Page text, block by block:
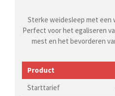
Sterke weidesleep met een
Perfect voor het egaliseren
mest en het bevorderen
Product
Starttarief